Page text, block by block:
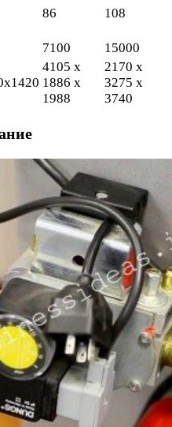
86 108
7100 15000
4105 x
1886 x
1988
2170 x
3275 x
3740